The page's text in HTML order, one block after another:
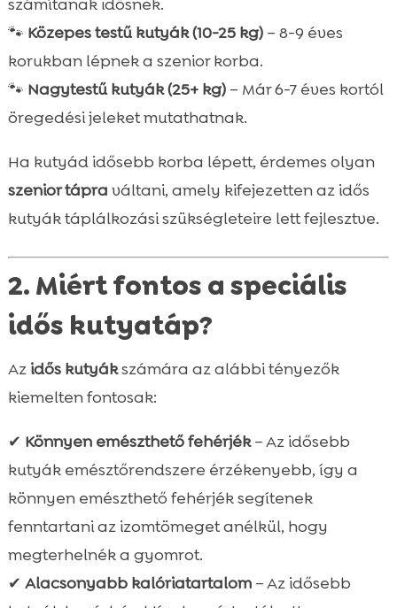
számítanak idősnek.
🐾 Közepes testű kutyák (10-25 kg)– 8-9 éves
korukban lépnek a szenior korba.
🐾 Nagytestű kutyák (25+ kg)– Már 6-7 éves kortól
öregedési jeleket mutathatnak.
Ha kutyád idősebb korba lépett, érdemes olyan
szenior tápra váltani, amely kifejezetten az idős
kutyák táplálkozási szükségleteire lett fejlesztve.
2. Miért fontos a speciális
idős kutyatáp?
Az idős kutyákszámára az alábbi tényezők
kiemelten fontosak:
✔ Könnyen emészthető fehérjék– Az idősebb
kutyák emésztőrendszere érzékenyebb, így a
könnyen emészthető fehérjék segítenek
fenntartani az izomtömeget anélkül, hogy
megterhelnék a gyomrot.
✔ Alacsonyabb kalóriatartalom– Az idősebb